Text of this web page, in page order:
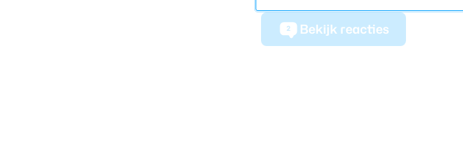
2 Bekijk reacties